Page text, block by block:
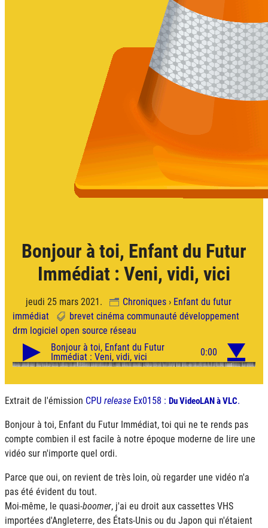
Bonjour à toi, Enfant du Futur
Immédiat : Veni, vidi, vici
jeudi 25 mars 2021. Chroniques› Enfant du futur
immédiat
brevet cinéma communauté développement
drm logiciel open source réseau
Extrait de l'émission CPU release Ex0158 : Du VideoLAN à VLC.
Bonjour à toi, Enfant du Futur Immédiat, toi qui ne te rends pas
compte combien il est facile à notre époque moderne de lire une
vidéo sur n'importe quel ordi.
Parce que oui, on revient de très loin, où regarder une vidéo n'a
pas été évident du tout.
Moi-même, le quasi-boomer, j'ai eu droit aux cassettes VHS
importées d'Angleterre, des États-Unis ou du Japon qui n'étaient